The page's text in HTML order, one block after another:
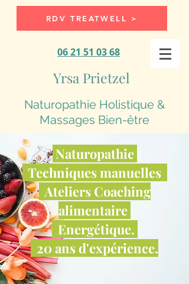
RDV TREATWELL >
06 21 51 03 68
Yrsa Prietzel
Naturopathie Holistique &
Massages Bien-être
Naturopathie
Techniques manuelles
Ateliers Coaching
alimentaire
Energétique.
20 ans d'expérience.